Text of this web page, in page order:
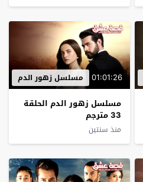
01:01:26 مسلسل زهور الدم
مسلسل زهور الدم الحلقة
33 مترجم
منذ سنتين